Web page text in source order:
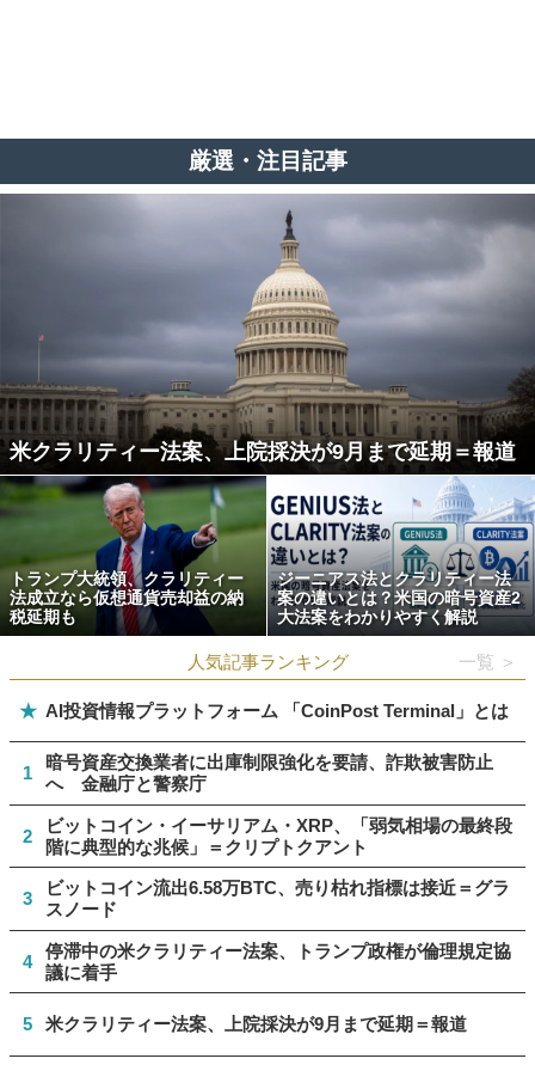
厳選・注目記事
米クラリティー法案、上院採決が9月まで延期＝報道
トランプ大統領、クラリティー
法成立なら仮想通貨売却益の納
税延期も
ジーニアス法とクラリティー法
案の違いとは？米国の暗号資産2
大法案をわかりやすく解説
人気記事ランキング 一覧 ＞
★ AI投資情報プラットフォーム 「CoinPost Terminal」とは
1
暗号資産交換業者に出庫制限強化を要請、詐欺被害防止
へ 金融庁と警察庁
2
ビットコイン・イーサリアム・XRP、「弱気相場の最終段
階に典型的な兆候」＝クリプトクアント
3
ビットコイン流出6.58万BTC、売り枯れ指標は接近＝グラ
スノード
4
停滞中の米クラリティー法案、トランプ政権が倫理規定協
議に着手
5 米クラリティー法案、上院採決が9月まで延期＝報道